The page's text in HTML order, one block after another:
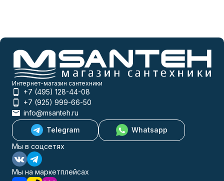
Интернет-магазин сантехники
+7 (495) 128-44-08
+7 (925) 999-66-50
info@msanteh.ru
Telegram
Whatsapp
Мы в соцсетях
Мы на маркетплейсах